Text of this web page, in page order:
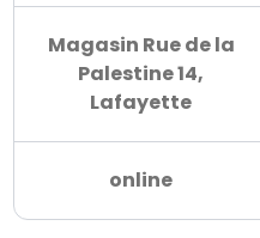
Magasin Rue de la
Palestine 14,
Lafayette
online